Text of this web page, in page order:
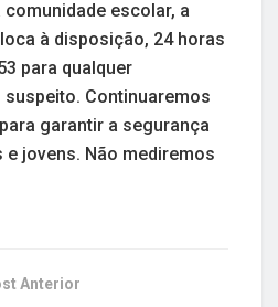
escolar, a
à disposição, 24 horas
para qualquer
Continuaremos
garantir a segurança
jovens. Não mediremos
Anterior